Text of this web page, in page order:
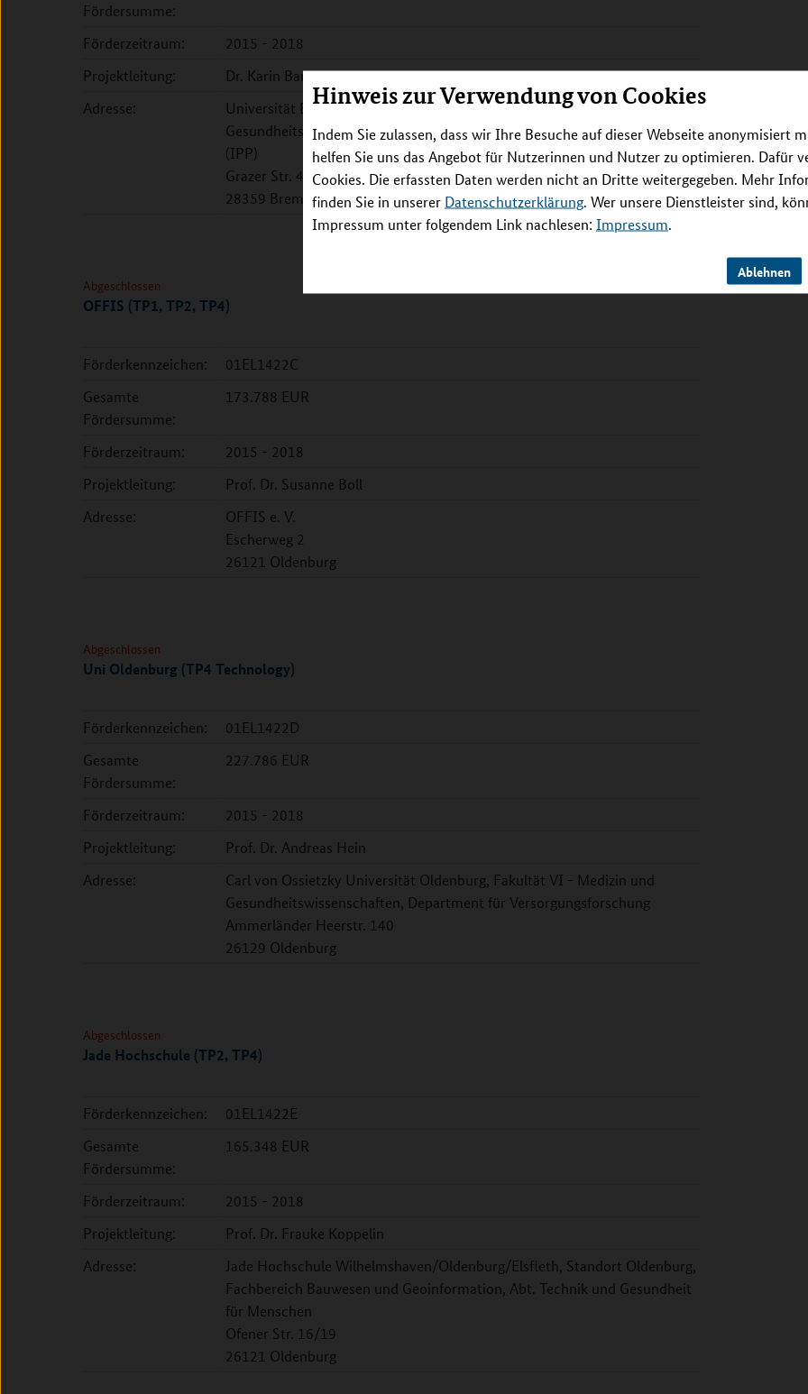
Hinweis zur Verwendung von Cookies
Indem Sie zulassen, dass wir Ihre Besuche auf dieser Webseite anonymisiert
helfen Sie uns das Angebot für Nutzerinnen und Nutzer zu optimieren. Dafür
Cookies. Die erfassten Daten werden nicht an Dritte weitergegeben. Mehr
finden Sie in unserer Datenschutzerklärung. Wer unsere Dienstleister sind,
Impressum unter folgendem Link nachlesen: Impressum.
Ablehnen
Fördersumme:
Förderzeitraum:
2015 - 2018
Projektleitung:
Dr. Karin Bammann
Adresse:
Universität Bremen, Fachbereich 11 Human- und
Gesundheitswissenschaften, Institut für Public Health und Pflegeforschung
(IPP)
Grazer Str. 4
28359 Bremen
Abgeschlossen
OFFIS (TP1, TP2, TP4)
Förderkennzeichen:
01EL1422C
Gesamte
Fördersumme:
173.788 EUR
Förderzeitraum:
2015 - 2018
Projektleitung:
Prof. Dr. Susanne Boll
Adresse:
OFFIS e. V.
Escherweg 2
26121 Oldenburg
Abgeschlossen
Uni Oldenburg (TP4 Technology)
Förderkennzeichen:
01EL1422D
Gesamte
Fördersumme:
227.786 EUR
Förderzeitraum:
2015 - 2018
Projektleitung:
Prof. Dr. Andreas Hein
Adresse:
Carl von Ossietzky Universität Oldenburg, Fakultät VI - Medizin und
Gesundheitswissenschaften, Department für Versorgungsforschung
Ammerländer Heerstr. 140
26129 Oldenburg
Abgeschlossen
Jade Hochschule (TP2, TP4)
Förderkennzeichen:
01EL1422E
Gesamte
Fördersumme:
165.348 EUR
Förderzeitraum:
2015 - 2018
Projektleitung:
Prof. Dr. Frauke Koppelin
Adresse:
Jade Hochschule Wilhelmshaven/Oldenburg/Elsfleth, Standort Oldenburg,
Fachbereich Bauwesen und Geoinformation, Abt. Technik und Gesundheit
für Menschen
Ofener Str. 16/19
26121 Oldenburg